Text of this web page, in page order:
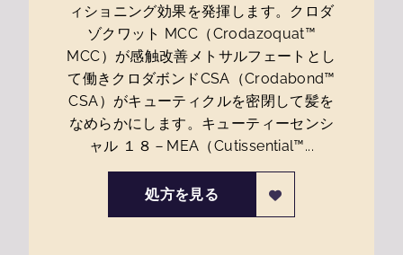
ィショニング効果を発揮します。クロダ
ゾクワット MCC（Crodazoquat™
MCC）が感触改善メトサルフェートとし
て働きクロダボンドCSA（Crodabond™
CSA）がキューティクルを密閉して髪を
なめらかにします。キューティーセンシ
ャル １８－MEA（Cutissential™...
処方を見る